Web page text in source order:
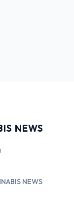
NEWS
NEWS